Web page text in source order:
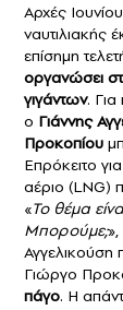
Αρχές
ναυτιλιακής
επίσημη
οργανώσει
γιγάντων.
ο Γιάννης
Προκοπίου
Επρόκειτο
αέριο (LNG)
«Το θέμα
Μπορούμε;
Αγγελικούση
Γιώργο
πάγο. H